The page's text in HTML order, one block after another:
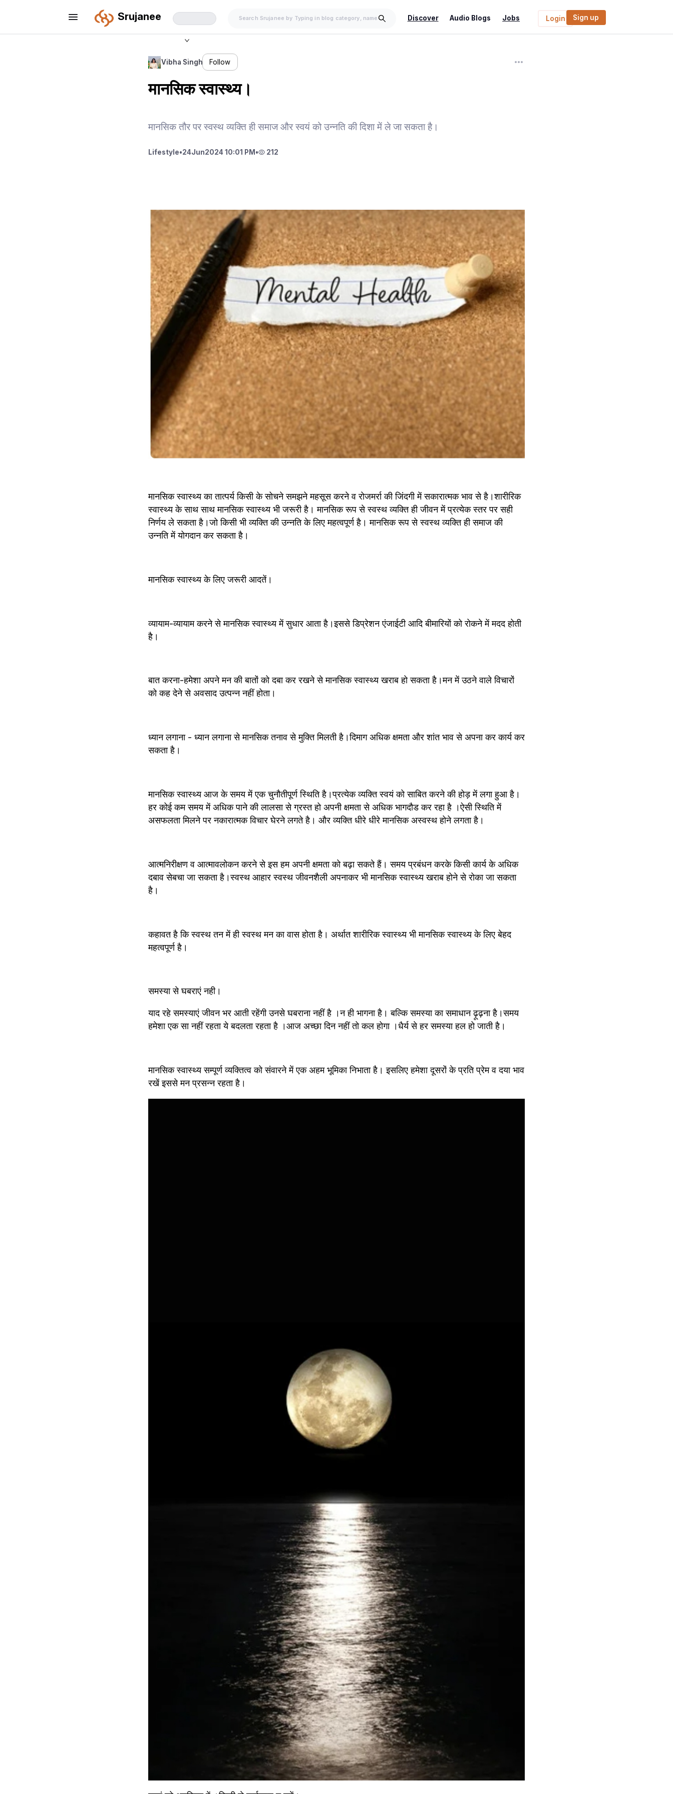
Srujanee Discover Audio Blogs Jobs Login Sign up
Vibha Singh Follow
मानसिक स्वास्थ्य।
मानसिक तौर पर स्वस्थ व्यक्ति ही समाज और स्वयं को उन्नति की दिशा में ले जा सकता है।
Lifestyle•24Jun2024 10:01 PM • 212
मानसिक स्वास्थ्य का तात्पर्य किसी के सोचने समझने महसूस करने व रोजमर्रा की जिंदगी में सकारात्मक भाव से है।शारीरिक
स्वास्थ्य के साथ साथ मानसिक स्वास्थ्य भी जरूरी है। मानसिक रूप से स्वस्थ व्यक्ति ही जीवन में प्रत्येक स्तर पर सही
निर्णय ले सकता है।जो किसी भी व्यक्ति की उन्नति के लिए महत्वपूर्ण है। मानसिक रूप से स्वस्थ व्यक्ति ही समाज की
उन्नति में योगदान कर सकता है।
मानसिक स्वास्थ्य के लिए जरूरी आदतें।
व्यायाम-व्यायाम करने से मानसिक स्वास्थ्य में सुधार आता है।इससे डिप्रेशन एंजाईटी आदि बीमारियों को रोकने में मदद होती
है।
बात करना-हमेशा अपने मन की बातों को दबा कर रखने से मानसिक स्वास्थ्य खराब हो सकता है।मन में उठने वाले विचारों
को कह देने से अवसाद उत्पन्न नहीं होता।
ध्यान लगाना - ध्यान लगाना से मानसिक तनाव से मुक्ति मिलती है।दिमाग अधिक क्षमता और शांत भाव से अपना कर कार्य कर
सकता है।
मानसिक स्वास्थ्य आज के समय में एक चुनौतीपूर्ण स्थिति है।प्रत्येक व्यक्ति स्वयं को साबित करने की होड़ में लगा हुआ है।
हर कोई कम समय में अधिक पाने की लालसा से ग्रस्त हो अपनी क्षमता से अधिक भागदौड कर रहा है ।ऐसी स्थिति में
असफलता मिलने पर नकारात्मक विचार घेरने लगते है। और व्यक्ति धीरे धीरे मानसिक अस्वस्थ होने लगता है।
आत्मनिरीक्षण व आत्मावलोकन करने से इस हम अपनी क्षमता को बढ़ा सकते हैं। समय प्रबंधन करके किसी कार्य के अधिक
दबाव सेबचा जा सकता है।स्वस्थ आहार स्वस्थ जीवनशैली अपनाकर भी मानसिक स्वास्थ्य खराब होने से रोका जा सकता
है।
कहावत है कि स्वस्थ तन में ही स्वस्थ मन का वास होता है। अर्थात शारीरिक स्वास्थ्य भी मानसिक स्वास्थ्य के लिए बेहद
महत्वपूर्ण है।
समस्या से घबराएं नही।
याद रहे समस्याएं जीवन भर आती रहेंगी उनसे घबराना नहीं है ।न ही भागना है। बल्कि समस्या का समाधान ढ़ूढ़ना है।समय
हमेशा एक सा नहीं रहता ये बदलता रहता है ।आज अच्छा दिन नहीं तो कल होगा ।धैर्य से हर समस्या हल हो जाती है।
मानसिक स्वास्थ्य सम्पूर्ण व्यक्तित्व को संवारने में एक अहम भूमिका निभाता है। इसलिए हमेशा दूसरों के प्रति प्रेम व दया भाव
रखें इससे मन प्रसन्न रहता है।